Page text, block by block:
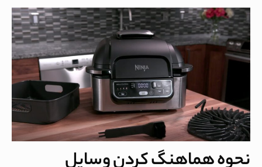
نحوه هماهنگ کردن وسایل